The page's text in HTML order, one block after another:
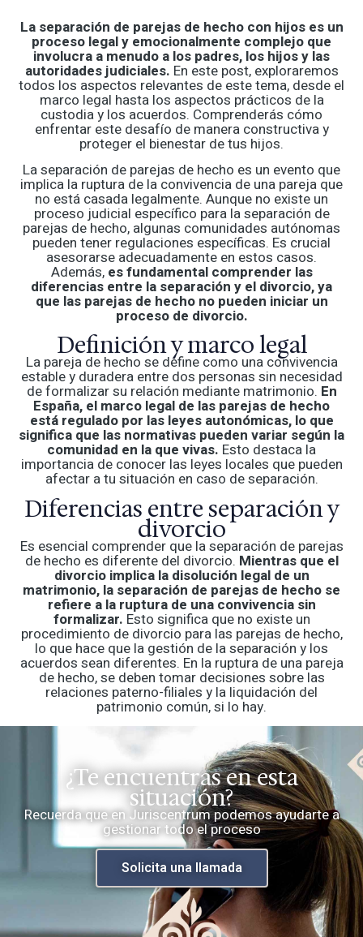
La separación de parejas de hecho con hijos es un
proceso legal y emocionalmente complejo que
involucra a menudo a los padres, los hijos y las
autoridades judiciales. En este post, exploraremos
todos los aspectos relevantes de este tema, desde el
marco legal hasta los aspectos prácticos de la
custodia y los acuerdos. Comprenderás cómo
enfrentar este desafío de manera constructiva y
proteger el bienestar de tus hijos.
La separación de parejas de hecho es un evento que
implica la ruptura de la convivencia de una pareja que
no está casada legalmente. Aunque no existe un
proceso judicial específico para la separación de
parejas de hecho, algunas comunidades autónomas
pueden tener regulaciones específicas. Es crucial
asesorarse adecuadamente en estos casos.
Además, es fundamental comprender las
diferencias entre la separación y el divorcio, ya
que las parejas de hecho no pueden iniciar un
proceso de divorcio.
Definición y marco legal
La pareja de hecho se define como una convivencia
estable y duradera entre dos personas sin necesidad
de formalizar su relación mediante matrimonio. En
España, el marco legal de las parejas de hecho
está regulado por las leyes autonómicas, lo que
significa que las normativas pueden variar según la
comunidad en la que vivas. Esto destaca la
importancia de conocer las leyes locales que pueden
afectar a tu situación en caso de separación.
Diferencias entre separación y
divorcio
Es esencial comprender que la separación de parejas
de hecho es diferente del divorcio. Mientras que el
divorcio implica la disolución legal de un
matrimonio, la separación de parejas de hecho se
refiere a la ruptura de una convivencia sin
formalizar. Esto significa que no existe un
procedimiento de divorcio para las parejas de hecho,
lo que hace que la gestión de la separación y los
acuerdos sean diferentes. En la ruptura de una pareja
de hecho, se deben tomar decisiones sobre las
relaciones paterno-filiales y la liquidación del
patrimonio común, si lo hay.
¿Te encuentras en esta
situación?
Recuerda que en Juriscentrum podemos ayudarte a
gestionar todo el proceso
Solicita una llamada